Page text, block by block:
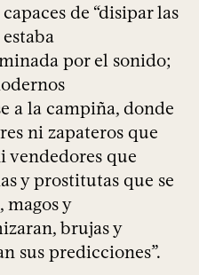
de “disipar las
por el sonido;
a la campiña, donde
ni zapateros que
vendedores que
y prostitutas que se
magos y
brujas y
sus predicciones”.